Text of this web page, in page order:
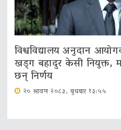
विश्वविद्यालय अनुदान
खड्ग बहादुर केसी नियुक्त,
छन् निर्णय
२० श्रावण २०८३, बुधबार १३:५५